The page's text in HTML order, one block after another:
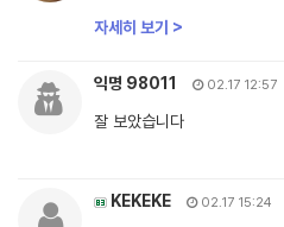
자세히 보기 >
익명 98011 02.17 12:57
잘 보았습니다
KEKEKE 02.17 15:24